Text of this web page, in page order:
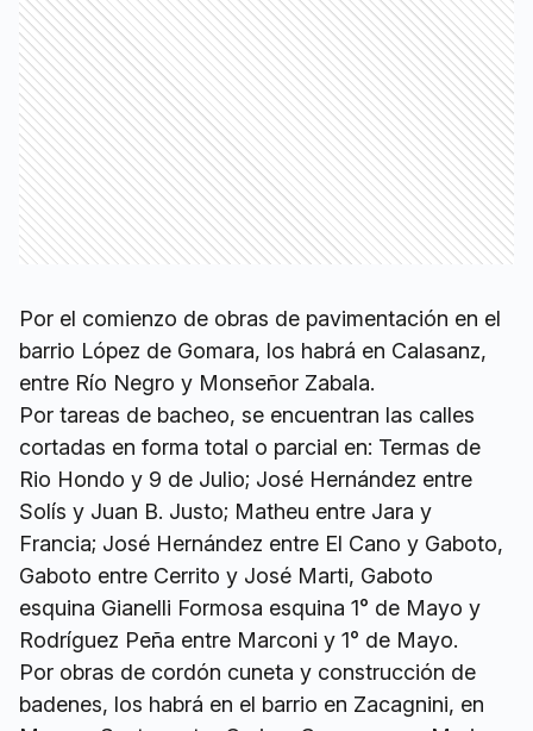
Por el comienzo de obras de pavimentación en el
barrio López de Gomara, los habrá en Calasanz,
entre Río Negro y Monseñor Zabala.
Por tareas de bacheo, se encuentran las calles
cortadas en forma total o parcial en: Termas de
Rio Hondo y 9 de Julio; José Hernández entre
Solís y Juan B. Justo; Matheu entre Jara y
Francia; José Hernández entre El Cano y Gaboto,
Gaboto entre Cerrito y José Marti, Gaboto
esquina Gianelli Formosa esquina 1° de Mayo y
Rodríguez Peña entre Marconi y 1° de Mayo.
Por obras de cordón cuneta y construcción de
badenes, los habrá en el barrio en Zacagnini, en